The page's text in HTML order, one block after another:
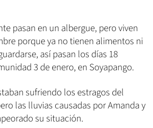
pasan en un albergue, pero viven
porque ya no tienen alimentos ni
así pasan los días 18
3 de enero, en Soyapango.
sufriendo los estragos del
las lluvias causadas por Amanda y
su situación.